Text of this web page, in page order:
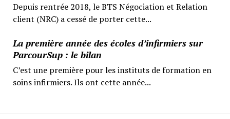
Depuis rentrée 2018, le BTS Négociation et Relation
client (NRC) a cessé de porter cette...
La première année des écoles d’infirmiers sur
ParcourSup : le bilan
C’est une première pour les instituts de formation en
soins infirmiers. Ils ont cette année...